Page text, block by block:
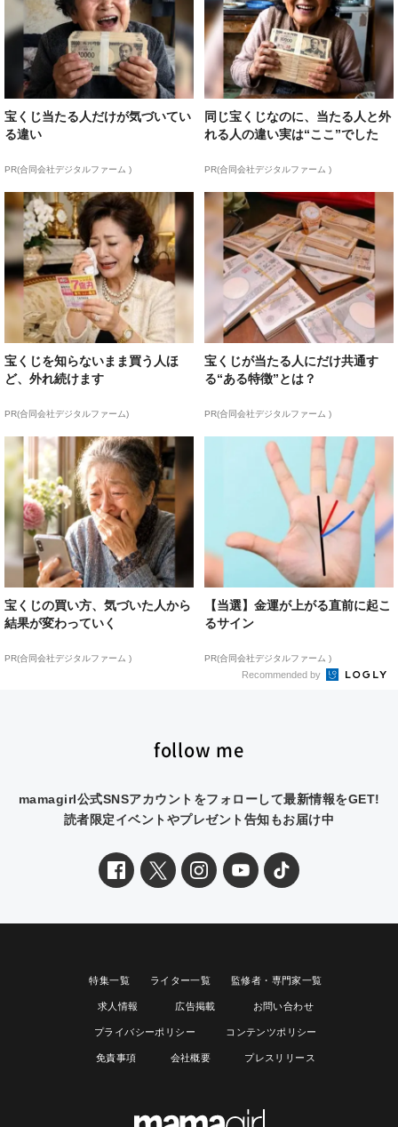
宝くじ当たる人だけが気づいてい
る違い
PR(合同会社デジタルファーム )
同じ宝くじなのに、当たる人と外
れる人の違い実は“ここ”でした
PR(合同会社デジタルファーム )
宝くじを知らないまま買う人ほ
ど、外れ続けます
PR(合同会社デジタルファーム)
宝くじが当たる人にだけ共通す
る“ある特徴”とは？
PR(合同会社デジタルファーム )
宝くじの買い方、気づいた人から
結果が変わっていく
PR(合同会社デジタルファーム )
【当選】金運が上がる直前に起こ
るサイン
PR(合同会社デジタルファーム )
Recommended by
follow me
mamagirl公式SNSアカウントをフォローして最新情報をGET!
読者限定イベントやプレゼント告知もお届け中
特集一覧 ライター一覧 監修者・専門家一覧
求人情報 広告掲載 お問い合わせ
プライバシーポリシー コンテンツポリシー
免責事項 会社概要 プレスリリース